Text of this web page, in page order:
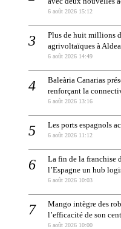
6 août 2026 15:12
Plus de huit millions
agrivoltaïques à
6 août 2026 14:49
Baleària Canarias
renforçant la
6 août 2026 13:16
Les ports espagnols
6 août 2026 11:12
La fin de la franchise
l’Espagne un hub
6 août 2026 10:03
Mango intègre des
l’efficacité de son
6 août 2026 10:00